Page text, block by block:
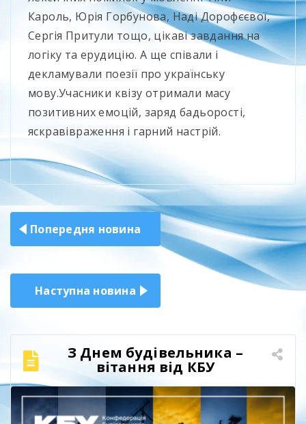
Кароль, Юрія Горбунова, Наді Дорофєєвої,
Сергія Притули тощо, цікаві завдання на
логіку та ерудицію. А ще співали і
декламували поезії про українську
мову.Учасники квізу отримали масу
позитивних емоцій, заряд бадьорості,
яскравівраження і гарний настрій.
Навігація
записів
Попередня новина
Наступна новина
З Днем будівельника –
вітання від КБУ